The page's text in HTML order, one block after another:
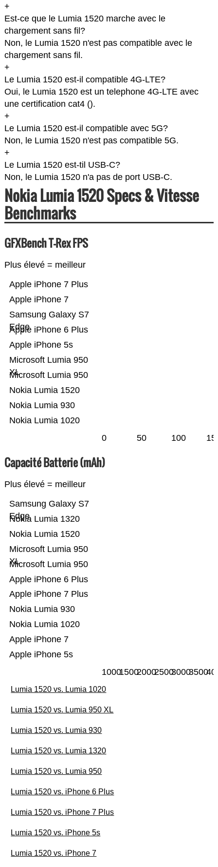
+
Est-ce que le Lumia 1520 marche avec le
chargement sans fil?
Non, le Lumia 1520 n'est pas compatible avec le
chargement sans fil.
+
Le Lumia 1520 est-il compatible 4G-LTE?
Oui, le Lumia 1520 est un telephone 4G-LTE avec
une certification cat4 ().
+
Le Lumia 1520 est-il compatible avec 5G?
Non, le Lumia 1520 n'est pas compatible 5G.
+
Le Lumia 1520 est-til USB-C?
Non, le Lumia 1520 n'a pas de port USB-C.
Nokia Lumia 1520 Specs & Vitesse
Benchmarks
GFXBench T-Rex FPS
Plus élevé = meilleur
Nokia Lumia 1020
Nokia Lumia 930
Nokia Lumia 1520
Microsoft Lumia 950
Microsoft Lumia 950
XL
Apple iPhone 5s
Apple iPhone 6 Plus
Samsung Galaxy S7
Edge
Apple iPhone 7
Apple iPhone 7 Plus
0 50 100
Capacité Batterie (mAh)
Plus élevé = meilleur
Apple iPhone 5s
Apple iPhone 7
Nokia Lumia 1020
Nokia Lumia 930
Apple iPhone 7 Plus
Apple iPhone 6 Plus
Microsoft Lumia 950
Microsoft Lumia 950
XL
Nokia Lumia 1520
Nokia Lumia 1320
Samsung Galaxy S7
Edge
100015002000250030003500
Lumia 1520 vs. Lumia 1020
Lumia 1520 vs. Lumia 950 XL
Lumia 1520 vs. Lumia 930
Lumia 1520 vs. Lumia 1320
Lumia 1520 vs. Lumia 950
Lumia 1520 vs. iPhone 6 Plus
Lumia 1520 vs. iPhone 7 Plus
Lumia 1520 vs. iPhone 5s
Lumia 1520 vs. iPhone 7